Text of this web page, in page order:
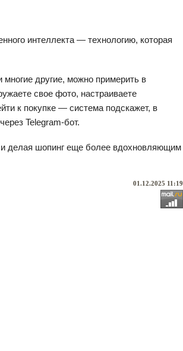
интеллекта — технологию, которая
другие, можно примерить в
свое фото, настраиваете
к покупке — система подскажет, в
Telegram-бот.
и делая шопинг еще более вдохновляющим
01.12.2025 11:19